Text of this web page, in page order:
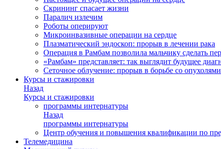
Скрининг спасает жизни
Паралич излечим
Роботы оперируют
Микроинвазивные операции на сердце
Плазматический эндоскоп: прорыв в лечении рака
Операция в Рамбам позволила мальчику сделать
«Рамбам» представляет: так выглядит будущее
Сеточное облучение: прорыв в борьбе со опухолями
Курсы и стажировки
Назад
Курсы и стажировки
программы интернатуры
Назад
программы интернатуры
Центр обучения и повышения квалификации по
Телемедицина